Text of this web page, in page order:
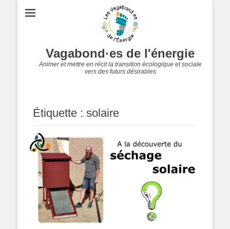
Vagabond·es de l'énergie
Animer et mettre en récit la transition écologique et sociale
vers des futurs désirables
Étiquette : solaire